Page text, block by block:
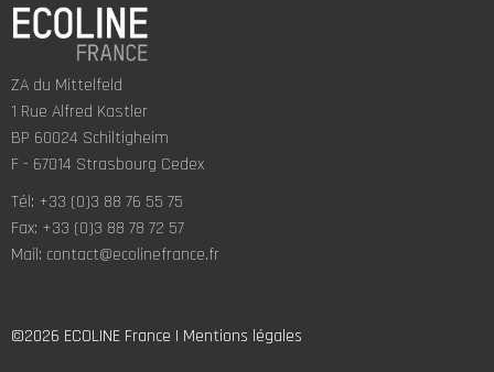
ZA du Mittelfeld
1 Rue Alfred Kastler
BP 60024 Schiltigheim
F - 67014 Strasbourg Cedex
Tél: +33 (0)3 88 76 55 75
Fax: +33 (0)3 88 78 72 57
Mail: contact@ecolinefrance.fr
©2026 ECOLINE France | Mentions légales